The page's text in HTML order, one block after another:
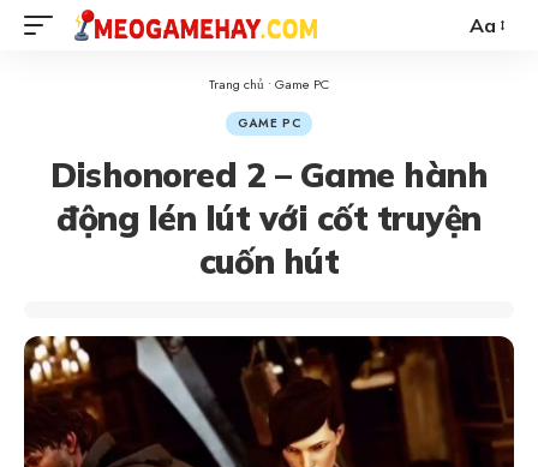
Aa
Trang chủ • Game PC
GAME PC
Dishonored 2 – Game hành
động lén lút với cốt truyện
cuốn hút